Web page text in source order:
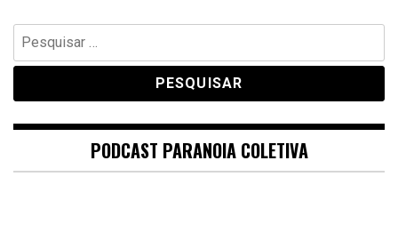
Pesquisar
por:
PODCAST PARANOIA COLETIVA